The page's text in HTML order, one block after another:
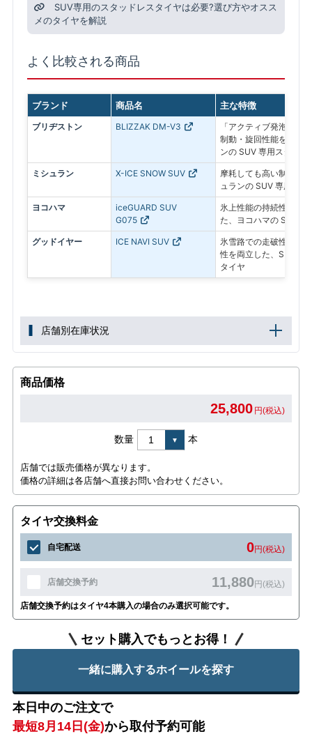
SUV専用のスタッドレスタイヤは必要?選び方やオスス
メのタイヤを解説
よく比較される商品
ブランド 商品名 主な特徴
ブリヂストン BLIZZAK DM-V3
「アクティブ発泡ゴム
制動・旋回性能を追求
ンの SUV 専用スタッド
ミシュラン X-ICE SNOW SUV
摩耗しても高い制動力
ュランの SUV 専用スタ
ヨコハマ
iceGUARD SUV
G075
氷上性能の持続性と燃
た、ヨコハマの SUV 専
グッドイヤー ICE NAVI SUV
氷雪路での走破性とド
性を両立した、SUV専
タイヤ
店舗別在庫状況
商品価格
25,800 円(税込)
数量 本
店舗では販売価格が異なります。
価格の詳細は各店舗へ直接お問い合わせください。
タイヤ交換料金
自宅配送 0円(税込)
店舗交換予約 11,880円(税込)
店舗交換予約はタイヤ4本購入の場合のみ選択可能です。
セット購入でもっとお得！
一緒に購入するホイールを探す
本日中のご注文で
最短8月14日(金)から取付予約可能